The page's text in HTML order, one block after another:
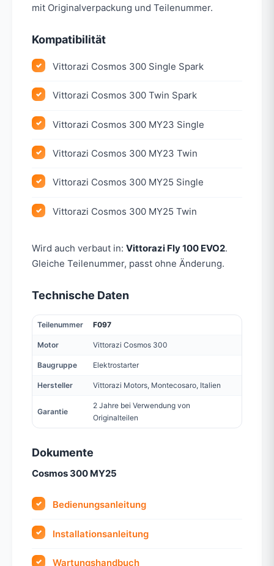
mit Originalverpackung und Teilenummer.
Kompatibilität
Vittorazi Cosmos 300 Single Spark
Vittorazi Cosmos 300 Twin Spark
Vittorazi Cosmos 300 MY23 Single
Vittorazi Cosmos 300 MY23 Twin
Vittorazi Cosmos 300 MY25 Single
Vittorazi Cosmos 300 MY25 Twin
Wird auch verbaut in: Vittorazi Fly 100 EVO2.
Gleiche Teilenummer, passt ohne Änderung.
Technische Daten
Teilenummer F097
Motor Vittorazi Cosmos 300
Baugruppe Elektrostarter
Hersteller Vittorazi Motors, Montecosaro, Italien
Garantie
2 Jahre bei Verwendung von
Originalteilen
Dokumente
Cosmos 300 MY25
Bedienungsanleitung
Installationsanleitung
Wartungshandbuch